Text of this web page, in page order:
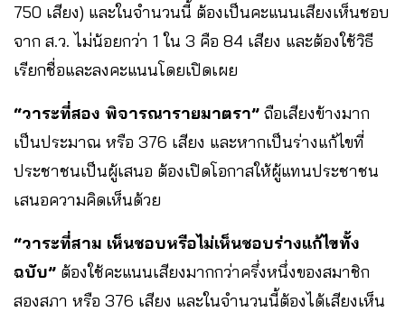
750 เสียง) และในจำนวนนี้ ต้องเป็นคะแนนเสียงเห็นชอบ
จาก ส.ว. ไม่น้อยกว่า 1 ใน 3 คือ 84 เสียง และต้องใช้วิธี
เรียกชื่อและลงคะแนนโดยเปิดเผย
“วาระที่สอง พิจารณารายมาตรา” ถือเสียงข้างมาก
เป็นประมาณ หรือ 376 เสียง และหากเป็นร่างแก้ไขที่
ประชาชนเป็นผู้เสนอ ต้องเปิดโอกาสให้ผู้แทนประชาชน
เสนอความคิดเห็นด้วย
“วาระที่สาม เห็นชอบหรือไม่เห็นชอบร่างแก้ไขทั้ง
ฉบับ” ต้องใช้คะแนนเสียงมากกว่าครึ่งหนึ่งของสมาชิก
สองสภา หรือ 376 เสียง และในจำนวนนี้ต้องได้เสียงเห็น